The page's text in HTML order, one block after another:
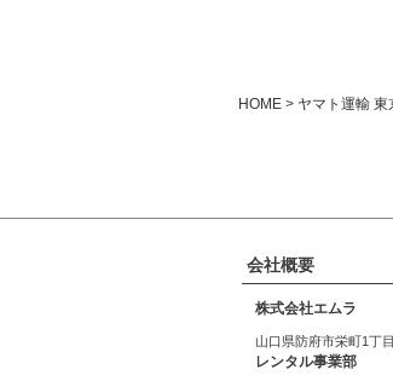
HOME ヤマト運輸
会社概要
株式会社エムラ
山口県防府市栄町1丁
レンタル事業部